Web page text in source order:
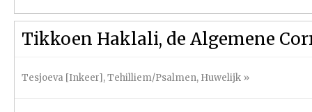
Tikkoen Haklali, de Algemene
Tesjoeva [Inkeer],Tehilliem/Psalmen, Huwelijk »